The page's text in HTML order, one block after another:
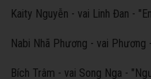
Kaity Nguyễn - vai Linh Đan -
Nabi Nhã Phương - vai Phương
Bích Trâm - vai Song Nga -